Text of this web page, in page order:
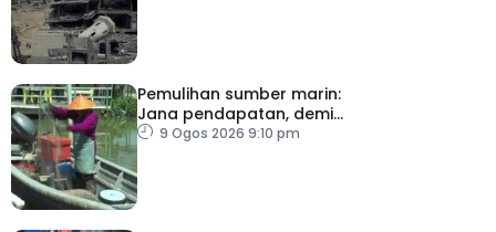
Pemulihan sumber marin:
Jana pendapatan, demi
kelangsungan hidup
9 Ogos 2026 9:10 pm